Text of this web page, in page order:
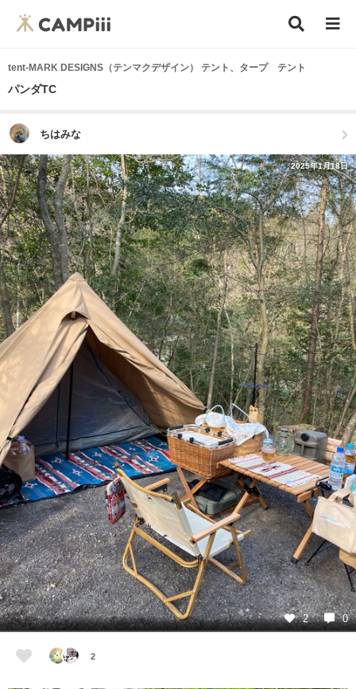
tent-MARK DESIGNS（テンマクデザイン） テント、タープ テント
パンダTC
ちはみな
2025年1月18日
2 0
2